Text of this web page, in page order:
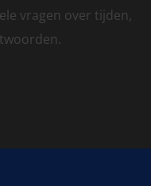
vragen over tijden,